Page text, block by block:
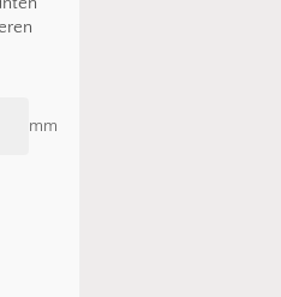
mm